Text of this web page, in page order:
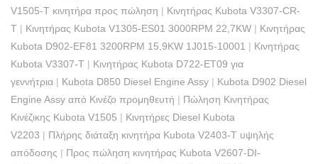
V1505-T κινητήρα προς πώληση | Κινητήρας Kubota V3307-CR-
T | Κινητήρας Kubota V1305-ES01 3000RPM 22,7KW | Κινητήρας
Kubota D902-EF81 3200RPM 15,9KW 1J015-10001 | Κινητήρας
Kubota V3307-T | Κινητήρας Kubota D722-ET09 για
γεννήτρια | Kubota D850 Diesel Engine Assy | Kubota D902 Diesel
Engine Assy από Κινέζο προμηθευτή | Πώληση Κινητήρας
Κινέζικης Kubota V1505 | Κινητήρες Diesel Kubota
V2203 | Πλήρης διάταξη κινητήρα Kubota V2403-T υψηλής
απόδοσης | Προς πώληση κινητήρας Kubota V2607-DI-